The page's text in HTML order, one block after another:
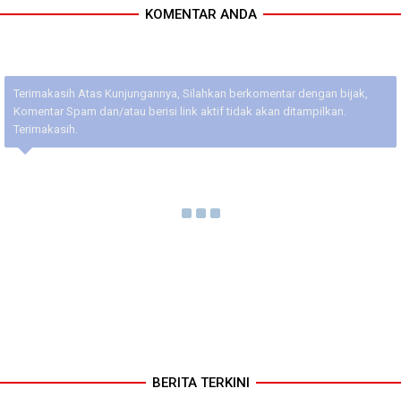
KOMENTAR ANDA
Terimakasih Atas Kunjungannya, Silahkan berkomentar dengan bijak,
Komentar Spam dan/atau berisi link aktif tidak akan ditampilkan.
Terimakasih.
BERITA TERKINI